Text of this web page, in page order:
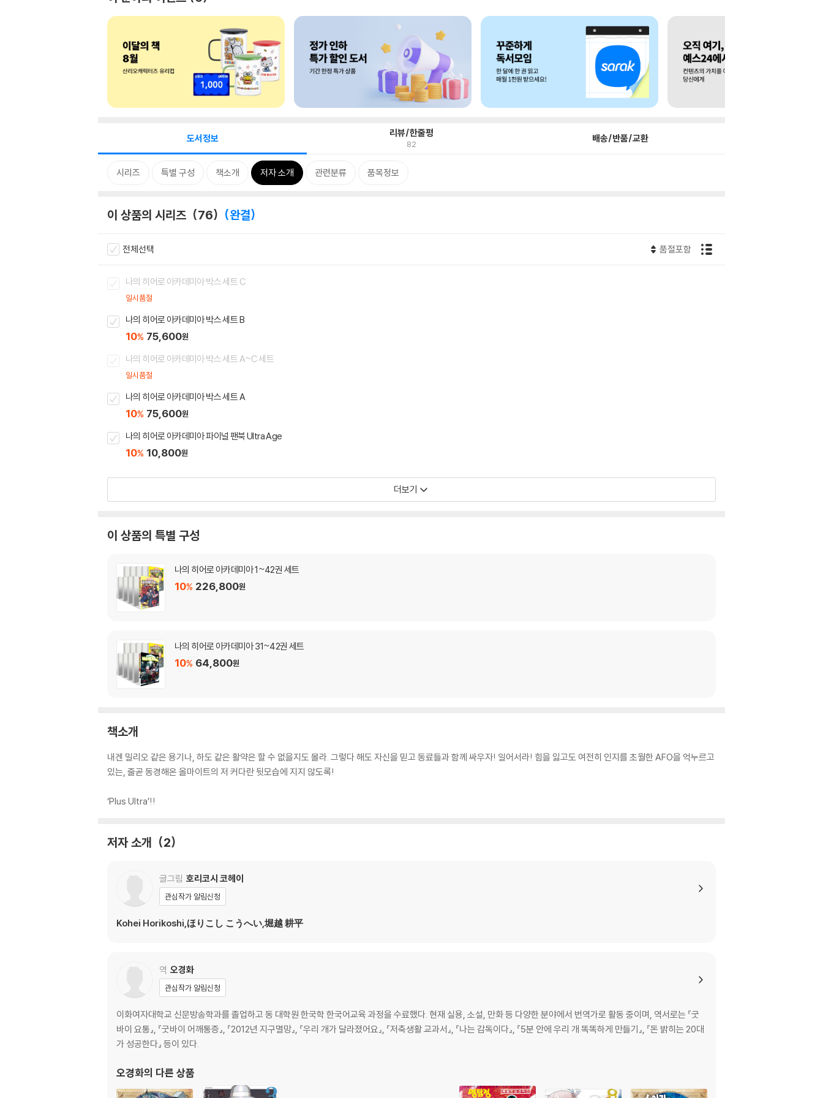
도서정보 리뷰/한줄평
82 배송/반품/교환
시리즈 특별 구성 책소개 저자 소개 관련분류 품목정보
이 상품의 시리즈 76 완결
전체선택 품절포함
나의 히어로 아카데미아 박스 세트 C
일시품절
나의 히어로 아카데미아 박스 세트 B
10% 75,600원
나의 히어로 아카데미아 박스 세트 A~C 세트
일시품절
나의 히어로 아카데미아 박스 세트 A
10% 75,600원
나의 히어로 아카데미아 파이널 팬북 Ultra Age
10% 10,800원
더보기
이 상품의 특별 구성
나의 히어로 아카데미아 1~42권 세트
10% 226,800원
나의 히어로 아카데미아 31~42권 세트
10% 64,800원
책소개
내겐 밀리오 같은 용기나, 하도 같은 활약은 할 수 없을지도 몰라. 그렇다 해도 자신을 믿고 동료들과 함께 싸우자! 일어서라! 힘을 잃고도 여전히 인지를 초월한 AFO을 억누르고
있는, 줄곧 동경해온 올마이트의 저 커다란 뒷모습에 지지 않도록!
‘Plus Ultra’!!
저자 소개 2
글그림 호리코시 코헤이
관심작가 알림신청
Kohei Horikoshi,ほりこし こうへい,堀越 耕平
역 오경화
관심작가 알림신청
이화여자대학교 신문방송학과를 졸업하고 동 대학원 한국학 한국어교육 과정을 수료했다. 현재 실용, 소설, 만화 등 다양한 분야에서 번역가로 활동 중이며, 역서로는 『굿
바이 요통』, 『굿바이 어깨통증』, 『2012년 지구멸망』, 『우리 개가 달라졌어요』, 『저축생활 교과서』, 『나는 감독이다』, 『5분 안에 우리 개 똑똑하게 만들기』, 『돈 밝히는 20대
가 성공한다』 등이 있다.
오경화의 다른 상품